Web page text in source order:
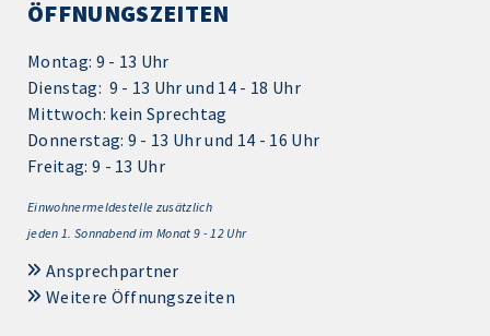
ÖFFNUNGSZEITEN
Montag: 9 - 13 Uhr
Dienstag: 9 - 13 Uhr und 14 - 18 Uhr
Mittwoch: kein Sprechtag
Donnerstag: 9 - 13 Uhr und 14 - 16 Uhr
Freitag: 9 - 13 Uhr
Einwohnermeldestelle zusätzlich
jeden 1. Sonnabend im Monat 9 - 12 Uhr
Ansprechpartner
Weitere Öffnungszeiten